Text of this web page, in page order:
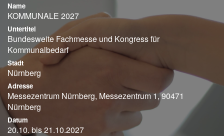
Name
KOMMUNALE 2027
Untertitel
Bundesweite Fachmesse und Kongress für
Kommunalbedarf
Stadt
Nürnberg
Adresse
Messezentrum Nürnberg, Messezentrum 1, 90471
Nürnberg
Datum
20.10. bis 21.10.2027